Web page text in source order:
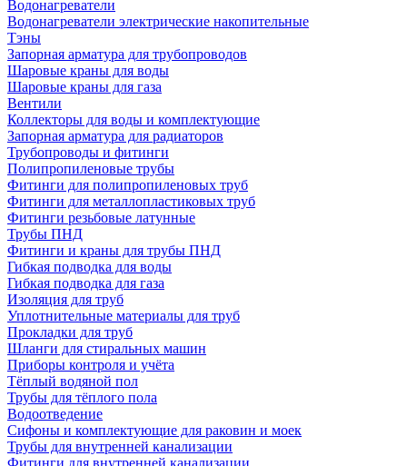
Водонагреватели
Водонагреватели электрические накопительные
Тэны
Запорная арматура для трубопроводов
Шаровые краны для воды
Шаровые краны для газа
Вентили
Коллекторы для воды и комплектующие
Запорная арматура для радиаторов
Трубопроводы и фитинги
Полипропиленовые трубы
Фитинги для полипропиленовых труб
Фитинги для металлопластиковых труб
Фитинги резьбовые латунные
Трубы ПНД
Фитинги и краны для трубы ПНД
Гибкая подводка для воды
Гибкая подводка для газа
Изоляция для труб
Уплотнительные материалы для труб
Прокладки для труб
Шланги для стиральных машин
Приборы контроля и учёта
Тёплый водяной пол
Трубы для тёплого пола
Водоотведение
Сифоны и комплектующие для раковин и моек
Трубы для внутренней канализации
Фитинги для внутренней канализации